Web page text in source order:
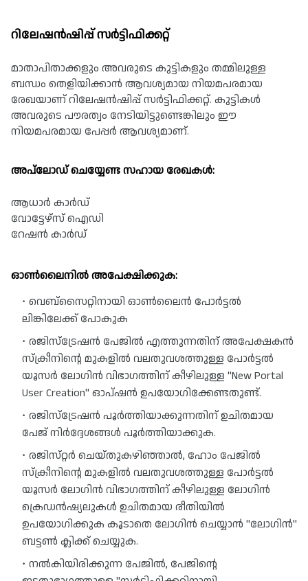
റിലേഷൻഷിപ്പ് സർട്ടിഫിക്കറ്റ്
മാതാപിതാക്കളും അവരുടെ കുട്ടികളും തമ്മിലുള്ള
ബന്ധം തെളിയിക്കാൻ ആവശ്യമായ നിയമപരമായ
രേഖയാണ് റിലേഷൻഷിപ്പ് സർട്ടിഫിക്കറ്റ്. കുട്ടികൾ
അവരുടെ പൗരത്വം നേടിയിട്ടുണ്ടെങ്കിലും ഈ
നിയമപരമായ പേപ്പർ ആവശ്യമാണ്.
അപ്‌ലോഡ് ചെയ്യേണ്ട സഹായ രേഖകൾ:
ആധാർ കാർഡ്
വോട്ടേഴ്‌സ് ഐഡി
റേഷൻ കാർഡ്
ഓൺലൈനിൽ അപേക്ഷിക്കുക:
വെബ്‌സൈറ്റിനായി ഓൺലൈൻ പോർട്ടൽ
ലിങ്കിലേക്ക് പോകുക
രജിസ്ട്രേഷൻ പേജിൽ എത്തുന്നതിന് അപേക്ഷകൻ
സ്ക്രീനിന്റെ മുകളിൽ വലതുവശത്തുള്ള പോർട്ടൽ
യൂസർ ലോഗിൻ വിഭാഗത്തിന് കീഴിലുള്ള "New Portal
User Creation" ഓപ്ഷൻ ഉപയോഗിക്കേണ്ടതുണ്ട്.
രജിസ്ട്രേഷൻ പൂർത്തിയാക്കുന്നതിന് ഉചിതമായ
പേജ് നിർദ്ദേശങ്ങൾ പൂർത്തിയാക്കുക.
രജിസ്‌റ്റർ ചെയ്‌തുകഴിഞ്ഞാൽ, ഹോം പേജിൽ
സ്‌ക്രീനിന്റെ മുകളിൽ വലതുവശത്തുള്ള പോർട്ടൽ
യൂസർ ലോഗിൻ വിഭാഗത്തിന് കീഴിലുള്ള ലോഗിൻ
ക്രെഡൻഷ്യലുകൾ ഉചിതമായ രീതിയിൽ
ഉപയോഗിക്കുക കൂടാതെ ലോഗിൻ ചെയ്യാൻ "ലോഗിൻ"
ബട്ടൺ ക്ലിക്ക് ചെയ്യുക.
നൽകിയിരിക്കുന്ന പേജിൽ, പേജിന്റെ